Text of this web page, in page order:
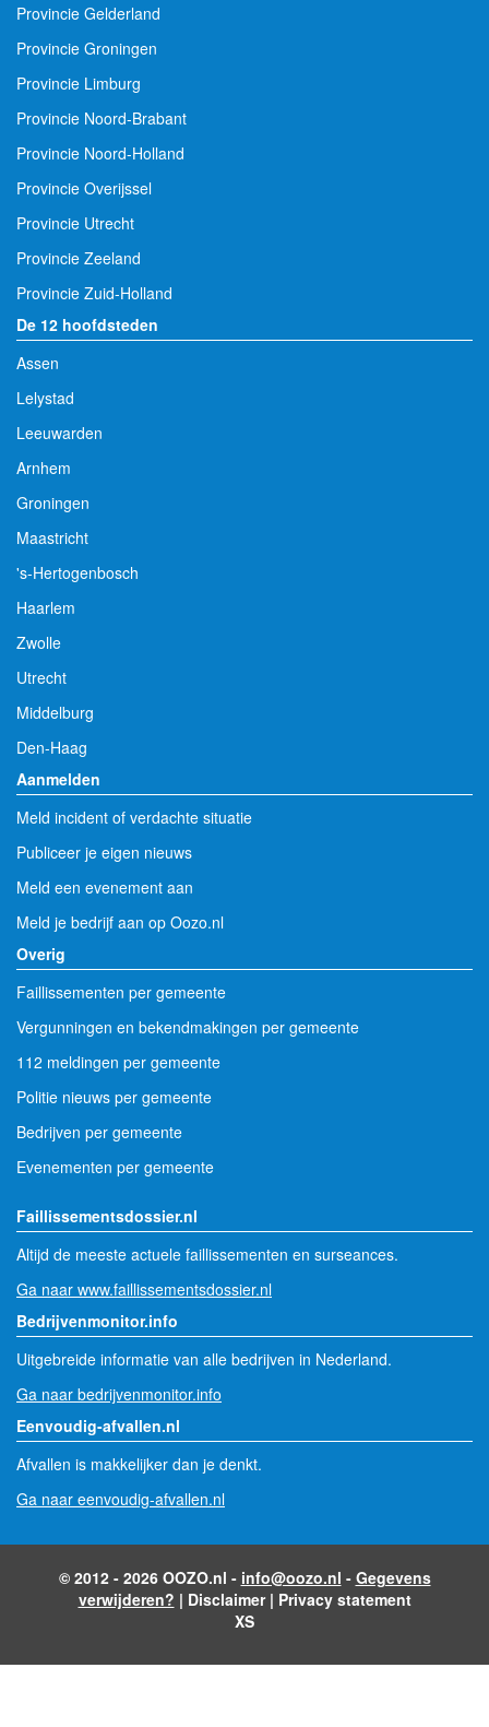
Provincie Gelderland
Provincie Groningen
Provincie Limburg
Provincie Noord-Brabant
Provincie Noord-Holland
Provincie Overijssel
Provincie Utrecht
Provincie Zeeland
Provincie Zuid-Holland
De 12 hoofdsteden
Assen
Lelystad
Leeuwarden
Arnhem
Groningen
Maastricht
's-Hertogenbosch
Haarlem
Zwolle
Utrecht
Middelburg
Den-Haag
Aanmelden
Meld incident of verdachte situatie
Publiceer je eigen nieuws
Meld een evenement aan
Meld je bedrijf aan op Oozo.nl
Overig
Faillissementen per gemeente
Vergunningen en bekendmakingen per gemeente
112 meldingen per gemeente
Politie nieuws per gemeente
Bedrijven per gemeente
Evenementen per gemeente
Faillissementsdossier.nl
Altijd de meeste actuele faillissementen en surseances.
Ga naar www.faillissementsdossier.nl
Bedrijvenmonitor.info
Uitgebreide informatie van alle bedrijven in Nederland.
Ga naar bedrijvenmonitor.info
Eenvoudig-afvallen.nl
Afvallen is makkelijker dan je denkt.
Ga naar eenvoudig-afvallen.nl
© 2012 - 2026 OOZO.nl - info@oozo.nl - Gegevens
verwijderen? | Disclaimer| Privacy statement
XS